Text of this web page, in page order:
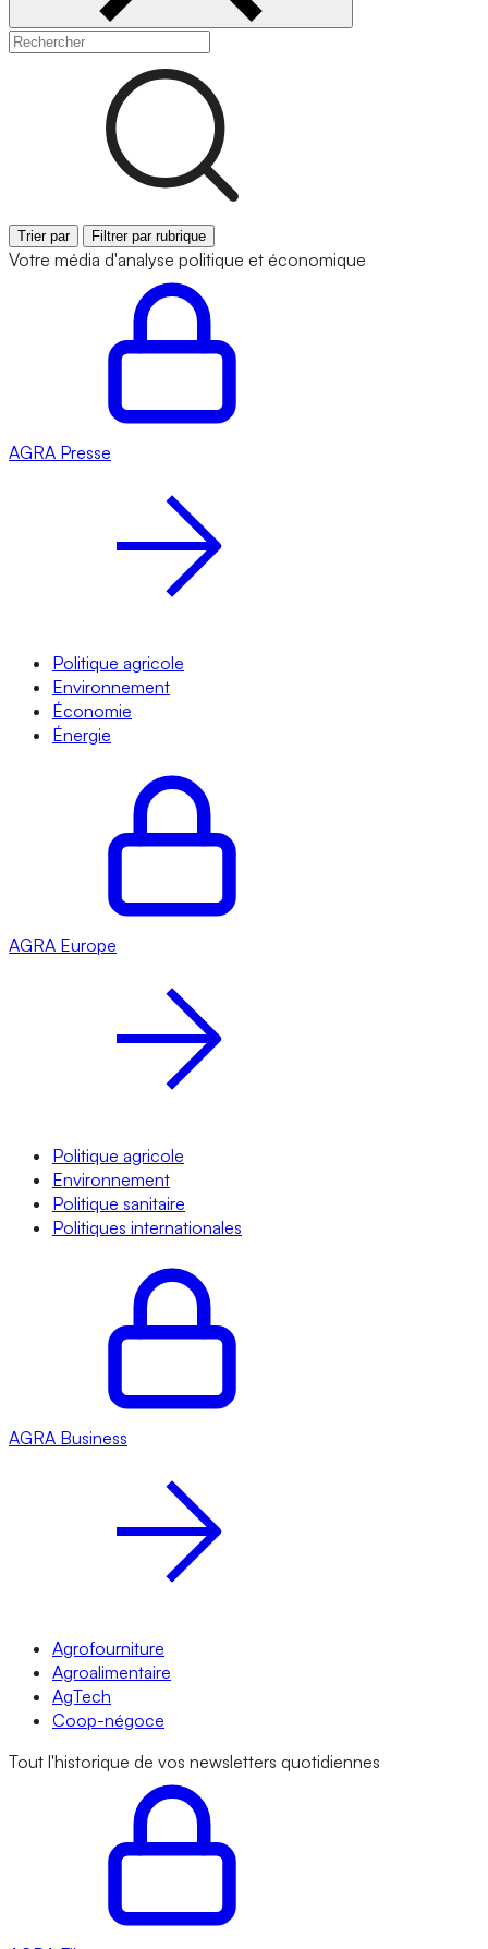
Trier par Filtrer par rubrique
Votre média d'analyse politique et économique
AGRA Presse
Politique agricole
Environnement
Économie
Énergie
AGRA Europe
Politique agricole
Environnement
Politique sanitaire
Politiques internationales
AGRA Business
Agrofourniture
Agroalimentaire
AgTech
Coop-négoce
Tout l'historique de vos newsletters quotidiennes